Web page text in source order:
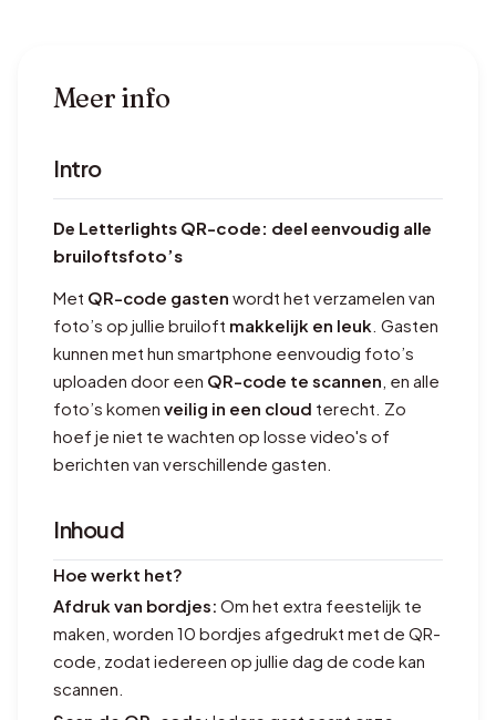
Meer info
Intro
De Letterlights QR-code: deel eenvoudig alle
bruiloftsfoto’s
Met QR-code gasten wordt het verzamelen van
foto’s op jullie bruiloft makkelijk en leuk . Gasten
kunnen met hun smartphone eenvoudig foto’s
uploaden door een QR-code te scannen , en alle
foto’s komen veilig in een cloud terecht. Zo
hoef je niet te wachten op losse video's of
berichten van verschillende gasten.
Inhoud
Hoe werkt het?
Afdruk van bordjes: Om het extra feestelijk te
maken, worden 10 bordjes afgedrukt met de QR-
code, zodat iedereen op jullie dag de code kan
scannen.